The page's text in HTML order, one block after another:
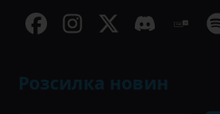
Розсилка новин